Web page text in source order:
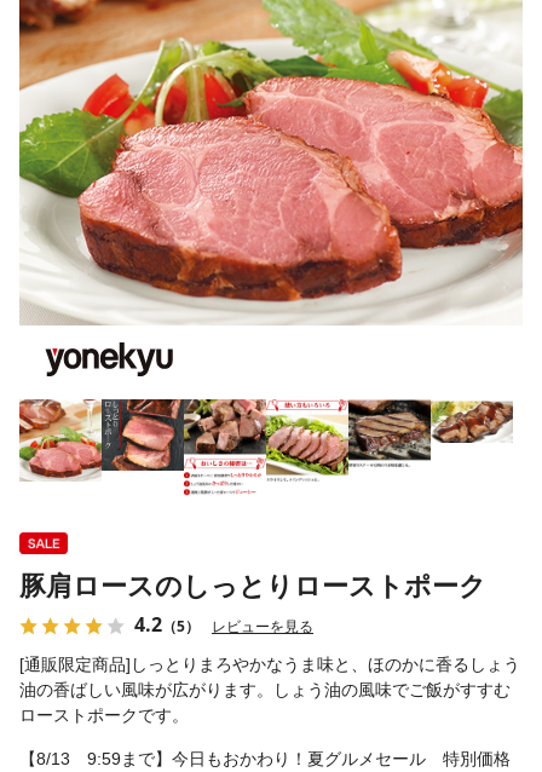
豚肩ロースのしっとりローストポーク
4.2 （5） レビューを見る
[通販限定商品]しっとりまろやかなうま味と、ほのかに香るしょう
油の香ばしい風味が広がります。しょう油の風味でご飯がすすむ
ローストポークです。
【8/13 9:59まで】今日もおかわり！夏グルメセール 特別価格